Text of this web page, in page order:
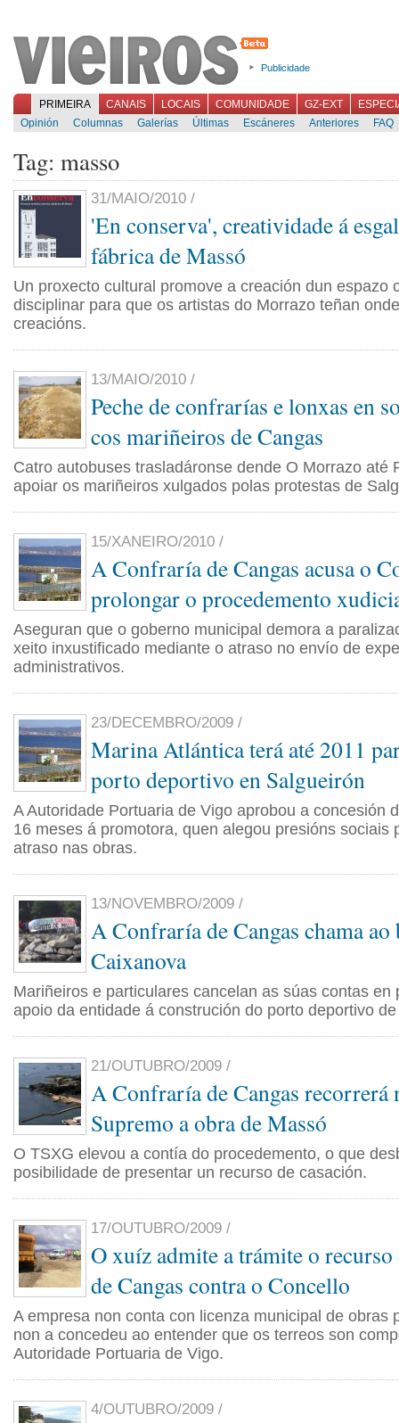
Publicidade
PRIMEIRA CANAIS LOCAIS COMUNIDADE GZ-EXT
Opinión
Columnas Galerías Últimas Escáneres Anteriores FAQ
Tag: masso
31/MAIO/2010 /
'En conserva', creatividade á
fábrica de Massó
Un proxecto cultural promove a creación dun espazo
disciplinar para que os artistas do Morrazo teñan
creacións.
13/MAIO/2010 /
Peche de confrarías e lonxas en
cos mariñeiros de Cangas
Catro autobuses trasladáronse dende O Morrazo até
apoiar os mariñeiros xulgados polas protestas de
15/XANEIRO/2010 /
A Confraría de Cangas acusa o
prolongar o procedemento
Aseguran que o goberno municipal demora a
xeito inxustificado mediante o atraso no envío de
administrativos.
23/DECEMBRO/2009 /
Marina Atlántica terá até 2011
porto deportivo en Salgueirón
A Autoridade Portuaria de Vigo aprobou a concesión
16 meses á promotora, quen alegou presións sociais
atraso nas obras.
13/NOVEMBRO/2009 /
A Confraría de Cangas chama ao
Caixanova
Mariñeiros e particulares cancelan as súas contas en
apoio da entidade á construción do porto deportivo
21/OUTUBRO/2009 /
A Confraría de Cangas
Supremo a obra de Massó
O TSXG elevou a contía do procedemento, o que
posibilidade de presentar un recurso de casación.
17/OUTUBRO/2009 /
O xuíz admite a trámite o
de Cangas contra o Concello
A empresa non conta con licenza municipal de obras
non a concedeu ao entender que os terreos son
Autoridade Portuaria de Vigo.
4/OUTUBRO/2009 /